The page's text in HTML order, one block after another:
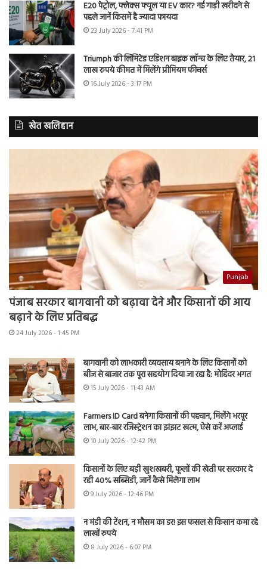
E20 पेट्रोल, फ्लेक्स फ्यूल या EV कार? नई गाड़ी खरीदने से
पहले जानें किसमें है ज्यादा फायदा
23 July 2026 - 7:41 PM
Triumph की लिमिटेड एडिशन बाइक लॉन्च के लिए तैयार, 21
लाख रुपये कीमत में मिलेंगे प्रीमियम फीचर्स
16 July 2026 - 3:17 PM
खेत खलिहान
Punjab
पंजाब सरकार बागवानी को बढ़ावा देने और किसानों की आय
बढ़ाने के लिए प्रतिबद्ध
24 July 2026 - 1:45 PM
बागवानी को लाभकारी व्यवसाय बनाने के लिए किसानों को
बीज से बाजार तक पूरा सहयोग दिया जा रहा है: मोहिंदर भगत
15 July 2026 - 11:43 AM
Farmers ID Card बनेगा किसानों की पहचान, मिलेंगे भरपूर
लाभ, बार-बार रजिस्ट्रेशन का झंझट खत्म, ऐसे करें अप्लाई
10 July 2026 - 12:42 PM
किसानों के लिए बड़ी खुशखबरी, फूलों की खेती पर सरकार दे
रही 40% सब्सिडी, जानें कैसे मिलेगा लाभ
9 July 2026 - 12:46 PM
न मंडी की टेंशन, न मौसम का डर! इस फसल से किसान कमा रहे
लाखों रुपये
8 July 2026 - 6:07 PM